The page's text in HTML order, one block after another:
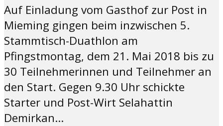
Auf Einladung vom Gasthof zur Post in
Mieming gingen beim inzwischen 5.
Stammtisch-Duathlon am
Pfingstmontag, dem 21. Mai 2018 bis zu
30 Teilnehmerinnen und Teilnehmer an
den Start. Gegen 9.30 Uhr schickte
Starter und Post-Wirt Selahattin
Demirkan...